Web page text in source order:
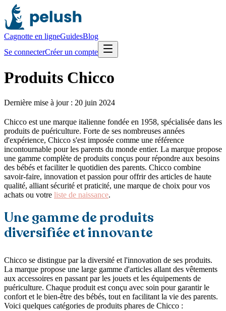
Cagnotte en ligneGuidesBlog
Se connecterCréer un compte
Produits Chicco
Dernière mise à jour : 20 juin 2024
Chicco est une marque italienne fondée en 1958, spécialisée dans les
produits de puériculture. Forte de ses nombreuses années
d'expérience, Chicco s'est imposée comme une référence
incontournable pour les parents du monde entier. La marque propose
une gamme complète de produits conçus pour répondre aux besoins
des bébés et faciliter le quotidien des parents. Chicco combine
savoir-faire, innovation et passion pour offrir des articles de haute
qualité, alliant sécurité et praticité, une marque de choix pour vos
achats ou votre liste de naissance.
Une gamme de produits
diversifiée et innovante
Chicco se distingue par la diversité et l'innovation de ses produits.
La marque propose une large gamme d'articles allant des vêtements
aux accessoires en passant par les jouets et les équipements de
puériculture. Chaque produit est conçu avec soin pour garantir le
confort et le bien-être des bébés, tout en facilitant la vie des parents.
Voici quelques catégories de produits phares de Chicco :